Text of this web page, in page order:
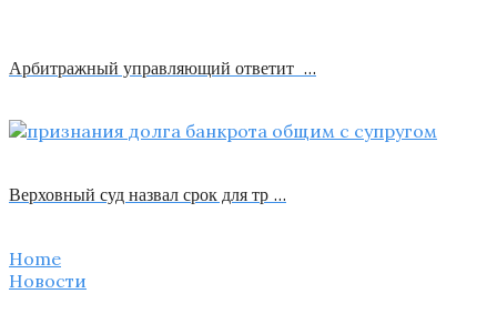
Арбитражный управляющий ответит …
Верховный суд назвал срок для тр …
Home
Новости